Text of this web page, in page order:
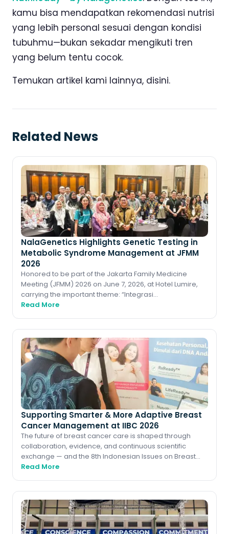
kamu bisa mendapatkan rekomendasi nutrisi
yang lebih personal sesuai dengan kondisi
tubuhmu—bukan sekadar mengikuti tren
yang belum tentu cocok.
Temukan artikel kami lainnya, disini.
Related News
NalaGenetics Highlights Genetic Testing in
Metabolic Syndrome Management at JFMM
2026
Honored to be part of the Jakarta Family Medicine
Meeting (JFMM) 2026 on June 7, 2026, at Hotel Lumire,
carrying the important theme: “Integrasi
Penatalaksanaan Sindroma Metabolik dan Perawata
Read More
Supporting Smarter & More Adaptive Breast
Cancer Management at IIBC 2026
The future of breast cancer care is shaped through
collaboration, evidence, and continuous scientific
exchange — and the 8th Indonesian Issues on Breast
Cancer (IIBC 2026) stands as one of Indone
Read More